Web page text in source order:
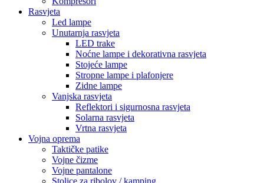
Rasvjeta
Led lampe
Unutarnja rasvjeta
LED trake
Noćne lampe i dekorativna rasvjeta
Stojeće lampe
Stropne lampe i plafonjere
Zidne lampe
Vanjska rasvjeta
Reflektori i sigurnosna rasvjeta
Solarna rasvjeta
Vrtna rasvjeta
Vojna oprema
Taktičke patike
Vojne čizme
Vojne pantalone
Stolice za ribolov / kamping